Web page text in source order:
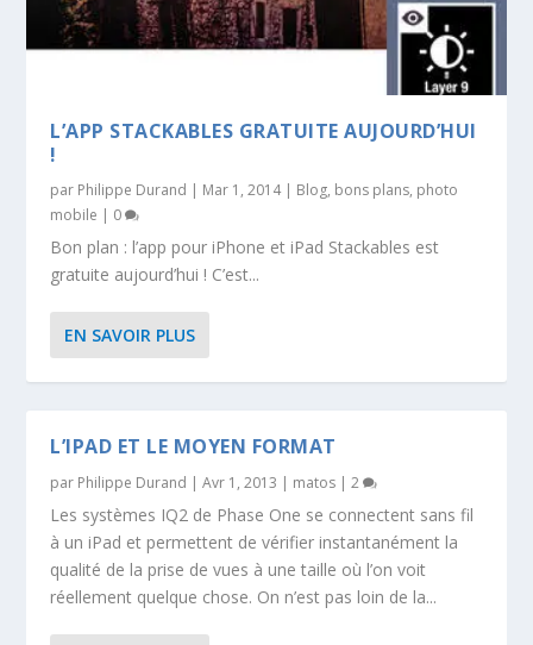
L’APP STACKABLES GRATUITE AUJOURD’HUI
!
par Philippe Durand | Mar 1, 2014| Blog, bons plans, photo
mobile | 0
Bon plan : l’app pour iPhone et iPad Stackables est
gratuite aujourd’hui ! C’est...
EN SAVOIR PLUS
L’IPAD ET LE MOYEN FORMAT
par Philippe Durand |Avr 1, 2013 | matos |2
Les systèmes IQ2 de Phase One se connectent sans fil
à un iPad et permettent de vérifier instantanément la
qualité de la prise de vues à une taille où l’on voit
réellement quelque chose. On n’est pas loin de la...